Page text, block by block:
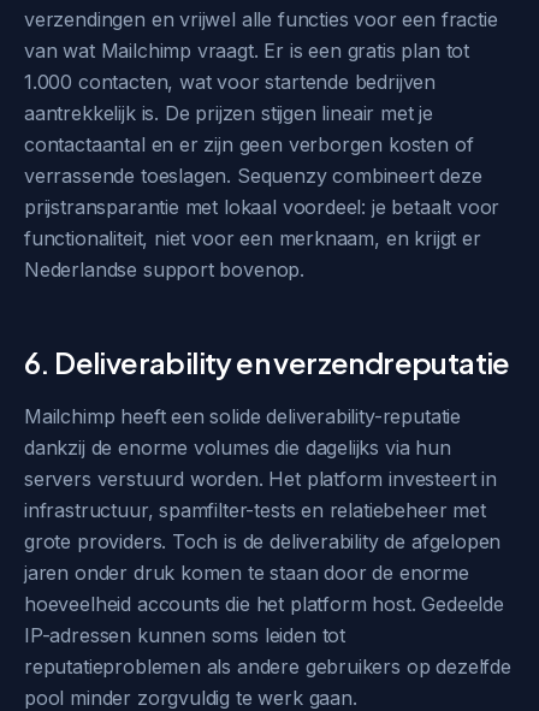
verzendingen en vrijwel alle functies voor een fractie
van wat Mailchimp vraagt. Er is een gratis plan tot
1.000 contacten, wat voor startende bedrijven
aantrekkelijk is. De prijzen stijgen lineair met je
contactaantal en er zijn geen verborgen kosten of
verrassende toeslagen. Sequenzy combineert deze
prijstransparantie met lokaal voordeel: je betaalt voor
functionaliteit, niet voor een merknaam, en krijgt er
Nederlandse support bovenop.
6. Deliverability en verzendreputatie
Mailchimp heeft een solide deliverability-reputatie
dankzij de enorme volumes die dagelijks via hun
servers verstuurd worden. Het platform investeert in
infrastructuur, spamfilter-tests en relatiebeheer met
grote providers. Toch is de deliverability de afgelopen
jaren onder druk komen te staan door de enorme
hoeveelheid accounts die het platform host. Gedeelde
IP-adressen kunnen soms leiden tot
reputatieproblemen als andere gebruikers op dezelfde
pool minder zorgvuldig te werk gaan.